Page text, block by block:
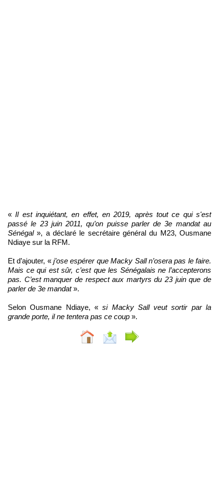
« Il est inquiétant, en effet, en 2019, après tout ce qui s'est
passé le 23 juin 2011, qu’on puisse parler de 3e mandat au
Sénégal», a déclaré le secrétaire général du M23, Ousmane
Ndiaye sur la RFM.
Et d’ajouter, «j’ose espérer que Macky Sall n’osera pas le faire.
Mais ce qui est sûr, c’est que les Sénégalais ne l’accepterons
pas. C’est manquer de respect aux martyrs du 23 juin que de
parler de 3e mandat».
Selon Ousmane Ndiaye, «si Macky Sall veut sortir par la
grande porte, il ne tentera pas ce coup ».